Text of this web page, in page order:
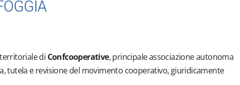
di Confcooperative, principale associazione autonoma
tutela e revisione del movimento cooperativo, giuridicamente